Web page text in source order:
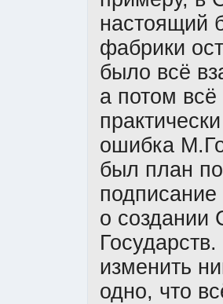
настоящий
фабрики
было всё
а потом
ошибка
был план
подписание
о создании
изменить
одно, что